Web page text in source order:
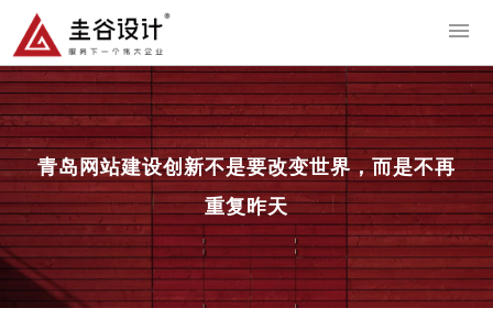
青岛网站建设创新不是要改变世界，而是不再
重复昨天